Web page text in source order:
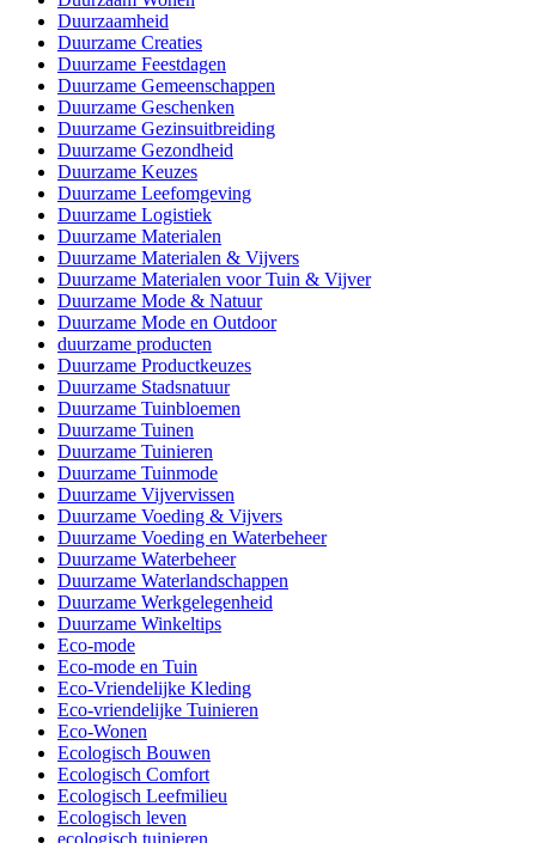
Duurzaamheid
Duurzame Creaties
Duurzame Feestdagen
Duurzame Gemeenschappen
Duurzame Geschenken
Duurzame Gezinsuitbreiding
Duurzame Gezondheid
Duurzame Keuzes
Duurzame Leefomgeving
Duurzame Logistiek
Duurzame Materialen
Duurzame Materialen & Vijvers
Duurzame Materialen voor Tuin & Vijver
Duurzame Mode & Natuur
Duurzame Mode en Outdoor
duurzame producten
Duurzame Productkeuzes
Duurzame Stadsnatuur
Duurzame Tuinbloemen
Duurzame Tuinen
Duurzame Tuinieren
Duurzame Tuinmode
Duurzame Vijvervissen
Duurzame Voeding & Vijvers
Duurzame Voeding en Waterbeheer
Duurzame Waterbeheer
Duurzame Waterlandschappen
Duurzame Werkgelegenheid
Duurzame Winkeltips
Eco-mode
Eco-mode en Tuin
Eco-Vriendelijke Kleding
Eco-vriendelijke Tuinieren
Eco-Wonen
Ecologisch Bouwen
Ecologisch Comfort
Ecologisch Leefmilieu
Ecologisch leven
ecologisch tuinieren